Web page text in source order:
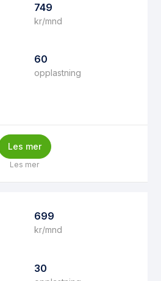
749
kr/mnd
60
opplastning
Les mer
Les mer
699
kr/mnd
30